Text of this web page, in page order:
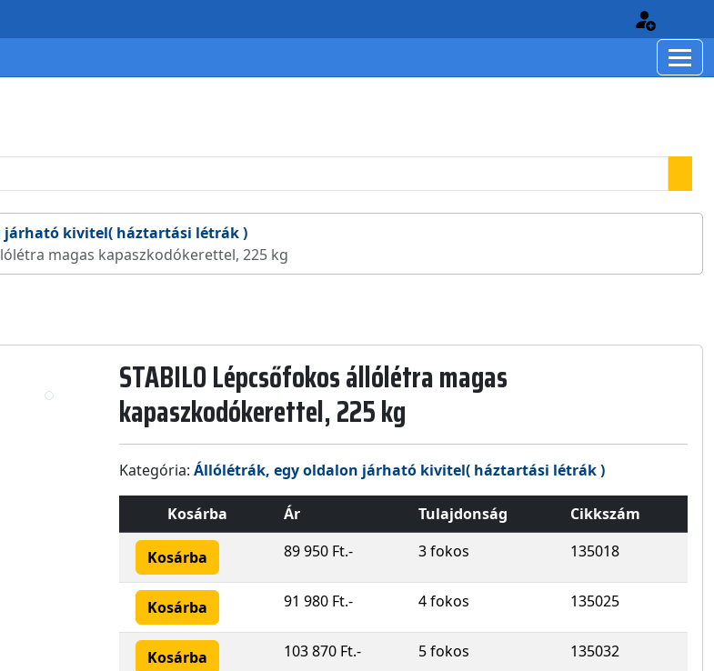
kivitel( háztartási létrák )
magas kapaszkodókerettel, 225 kg
STABILO Lépcsőfokos állólétra magas
kapaszkodókerettel, 225 kg
Kategória: Állólétrák, egy oldalon járható kivitel( háztartási létrák )
Kosárba Ár Tulajdonság Cikkszám
Kosárba 89 950 Ft.- 3 fokos 135018
Kosárba 91 980 Ft.- 4 fokos 135025
Kosárba 103 870 Ft.- 5 fokos 135032